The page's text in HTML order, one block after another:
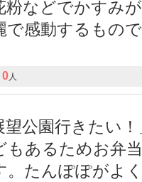
などでかすみ
で感動するもの
0 人
公園行きたい
もあるためお弁
。たんぽぽがよ